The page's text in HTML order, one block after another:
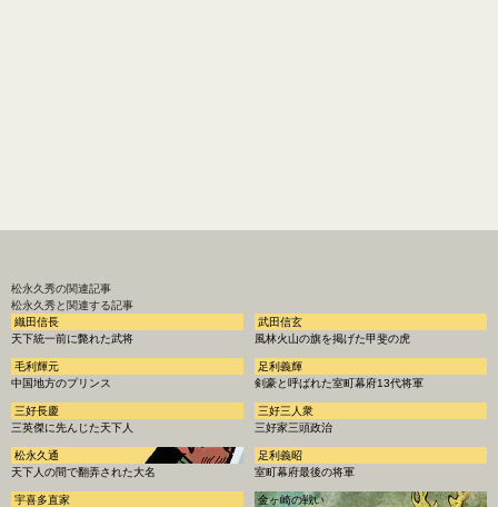
松永久秀の関連記事
松永久秀と関連する記事
織田信長
天下統一前に斃れた武将
武田信玄
風林火山の旗を掲げた甲斐の虎
毛利輝元
中国地方のプリンス
足利義輝
剣豪と呼ばれた室町幕府13代将軍
三好長慶
三英傑に先んじた天下人
三好三人衆
三好家三頭政治
松永久通
天下人の間で翻弄された大名
足利義昭
室町幕府最後の将軍
宇喜多直家
金ヶ崎の戦い